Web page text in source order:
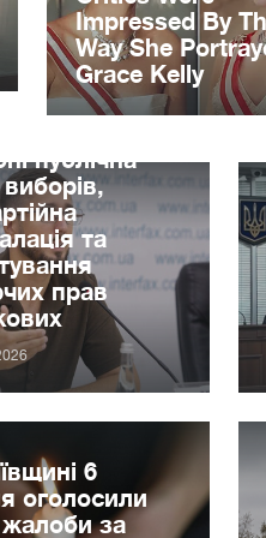
публічна
та
прав
6
оголосили
за